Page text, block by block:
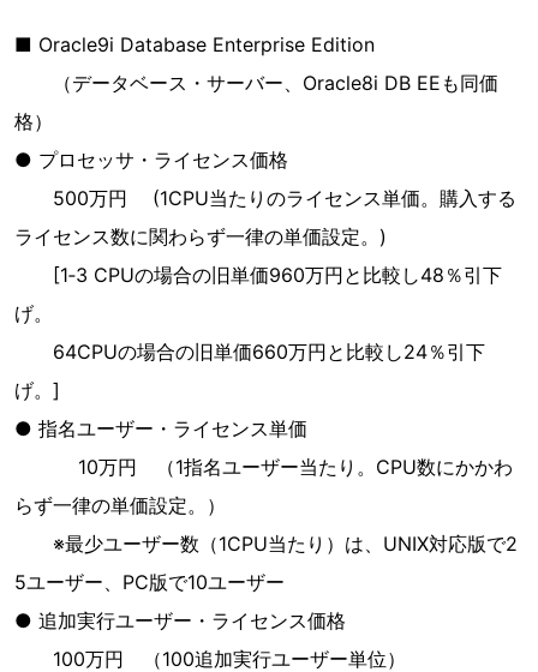
■ Oracle9i Database Enterprise Edition
（データベース・サーバー、Oracle8i DB EEも同価
格）
● プロセッサ・ライセンス価格
500万円 (1CPU当たりのライセンス単価。購入する
ライセンス数に関わらず一律の単価設定。)
[1‐3 CPUの場合の旧単価960万円と比較し48％引下
げ。
64CPUの場合の旧単価660万円と比較し24％引下
げ。]
● 指名ユーザー・ライセンス単価
10万円 （1指名ユーザー当たり。CPU数にかかわ
らず一律の単価設定。）
※最少ユーザー数（1CPU当たり）は、UNIX対応版で2
5ユーザー、PC版で10ユーザー
● 追加実行ユーザー・ライセンス価格
100万円 （100追加実行ユーザー単位）